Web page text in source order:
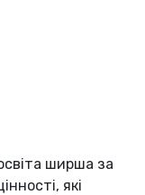
ширша за
які